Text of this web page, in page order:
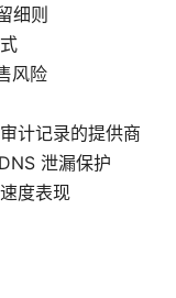
细则
风险
计记录的提供商
泄漏保护
度表现